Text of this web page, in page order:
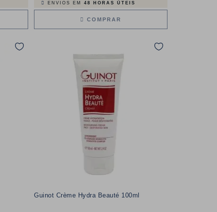
ENVIOS EM48 HORAS ÚTEIS
COMPRAR
Guinot Crème Hydra Beauté 100ml